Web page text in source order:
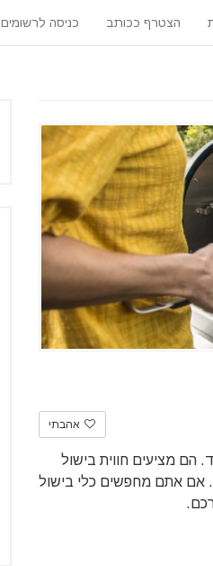
הצטרף ככותב כניסה לרשומים
אהבתי
הם מציעים חווית בישול
אם אתם מחפשים כלי בישול